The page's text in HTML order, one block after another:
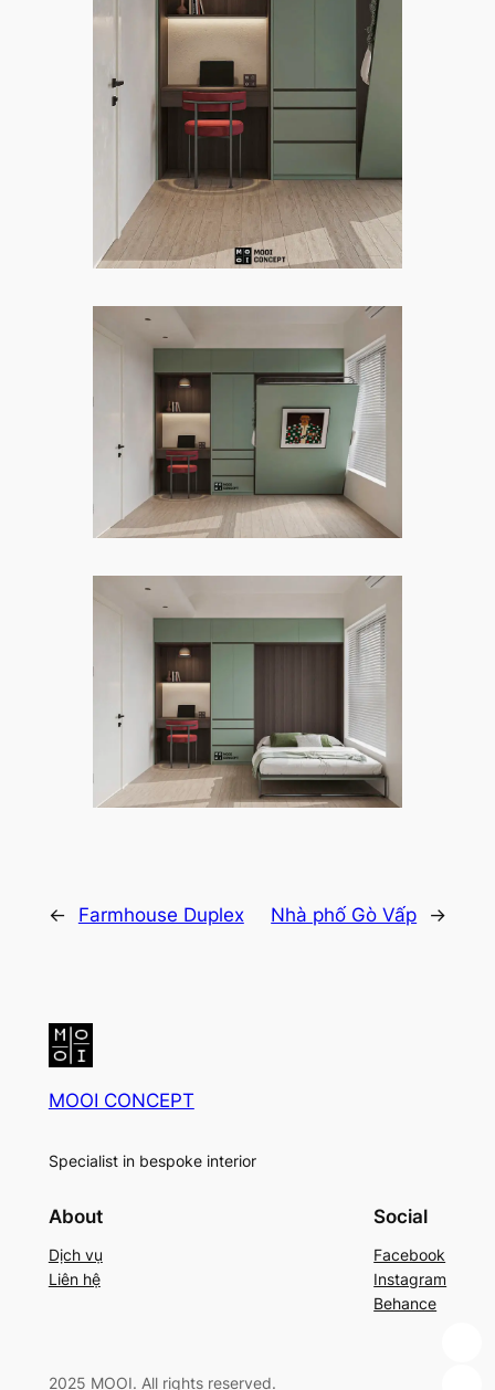
← Farmhouse Duplex Nhà phố Gò Vấp →
MOOI CONCEPT
Specialist in bespoke interior
About
Dịch vụ
Liên hệ
Social
Facebook
Instagram
Behance
2025 MOOI. All rights reserved.